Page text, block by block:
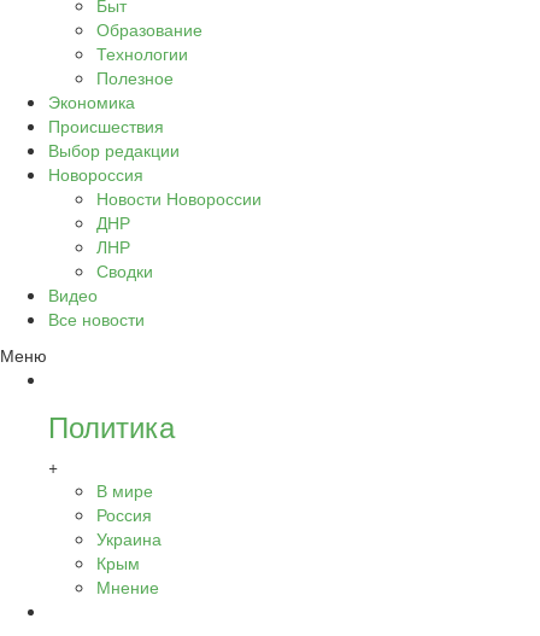
Быт
Образование
Технологии
Полезное
Экономика
Происшествия
Выбор редакции
Новороссия
Новости Новороссии
ДНР
ЛНР
Сводки
Видео
Все новости
Меню
Политика
+
В мире
Россия
Украина
Крым
Мнение